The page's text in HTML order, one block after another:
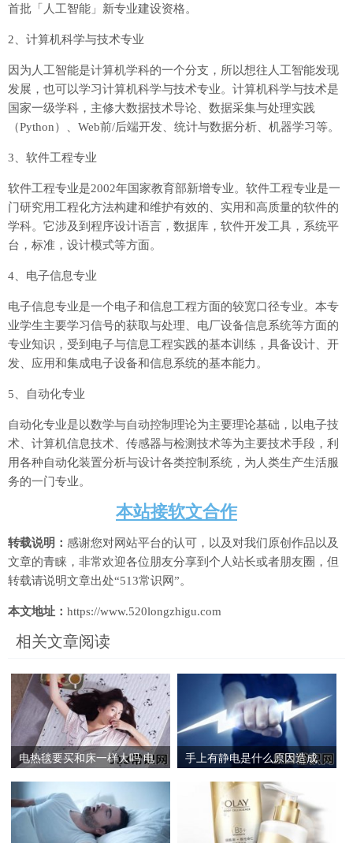
首批「人工智能」新专业建设资格。
2、计算机科学与技术专业
因为人工智能是计算机学科的一个分支，所以想往人工智能发现
发展，也可以学习计算机科学与技术专业。计算机科学与技术是
国家一级学科，主修大数据技术导论、数据采集与处理实践
（Python）、Web前/后端开发、统计与数据分析、机器学习等。
3、软件工程专业
软件工程专业是2002年国家教育部新增专业。软件工程专业是一
门研究用工程化方法构建和维护有效的、实用和高质量的软件的
学科。它涉及到程序设计语言，数据库，软件开发工具，系统平
台，标准，设计模式等方面。
4、电子信息专业
电子信息专业是一个电子和信息工程方面的较宽口径专业。本专
业学生主要学习信号的获取与处理、电厂设备信息系统等方面的
专业知识，受到电子与信息工程实践的基本训练，具备设计、开
发、应用和集成电子设备和信息系统的基本能力。
5、自动化专业
自动化专业是以数学与自动控制理论为主要理论基础，以电子技
术、计算机信息技术、传感器与检测技术等为主要技术手段，利
用各种自动化装置分析与设计各类控制系统，为人类生产生活服
务的一门专业。
本站接软文合作
转载说明： 感谢您对网站平台的认可，以及对我们原创作品以及
文章的青睐，非常欢迎各位朋友分享到个人站长或者朋友圈，但
转载请说明文章出处“513常识网”。
本文地址： https://www.520longzhigu.com
相关文章阅读
电热毯要买和床一样大吗 电
手上有静电是什么原因造成